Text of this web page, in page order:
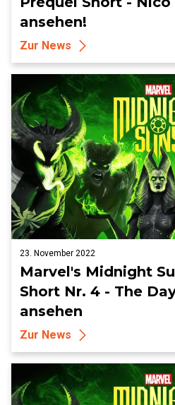
ansehen!
Zur News
23. November 2022
Marvel's Midnight
Short Nr. 4 - The
ansehen
Zur News